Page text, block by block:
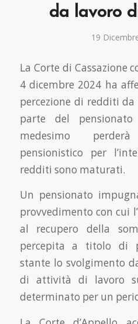
da lavoro
19
La Corte di Cassazione
4 dicembre 2024 ha
percezione di redditi
parte del
medesimo
pensionistico per
redditi sono maturati.
Un pensionato
provvedimento con cui
al recupero della
percepita a titolo di
stante lo svolgimento
di attività di lavoro
determinato per un